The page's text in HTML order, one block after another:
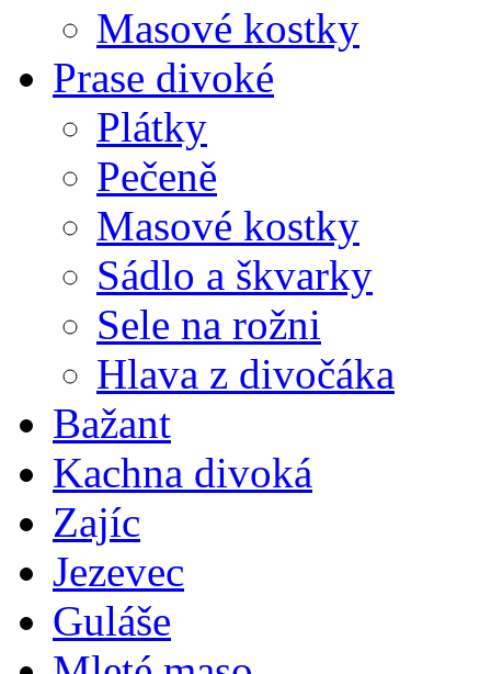
Masové kostky
Prase divoké
Plátky
Pečeně
Masové kostky
Sádlo a škvarky
Sele na rožni
Hlava z divočáka
Bažant
Kachna divoká
Zajíc
Jezevec
Guláše